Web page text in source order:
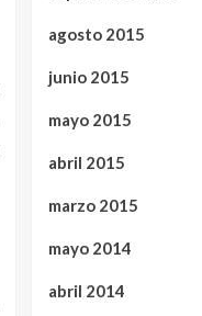
agosto 2015
junio 2015
mayo 2015
abril 2015
marzo 2015
mayo 2014
abril 2014